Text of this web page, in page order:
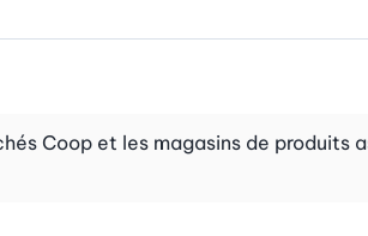
Coop et les magasins de